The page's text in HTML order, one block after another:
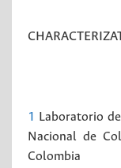
1
Laboratorio
Nacional de
Colombia